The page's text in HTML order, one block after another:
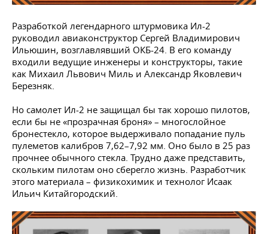
Разработкой легендарного штурмовика Ил-2
руководил авиаконструктор Сергей Владимирович
Ильюшин, возглавлявший ОКБ-24. В его команду
входили ведущие инженеры и конструкторы, такие
как Михаил Львович Миль и Александр Яковлевич
Березняк.
Но самолет Ил-2 не защищал бы так хорошо пилотов,
если бы не «прозрачная броня» – многослойное
бронестекло, которое выдерживало попадание пуль
пулеметов калибров 7,62–7,92 мм. Оно было в 25 раз
прочнее обычного стекла. Трудно даже представить,
скольким пилотам оно сберегло жизнь. Разработчик
этого материала – физикохимик и технолог Исаак
Ильич Китайгородский.